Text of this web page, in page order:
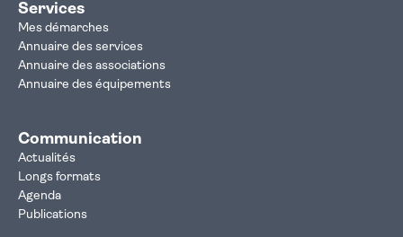
Services
Mes démarches
Annuaire des services
Annuaire des associations
Annuaire des équipements
Communication
Actualités
Longs formats
Agenda
Publications